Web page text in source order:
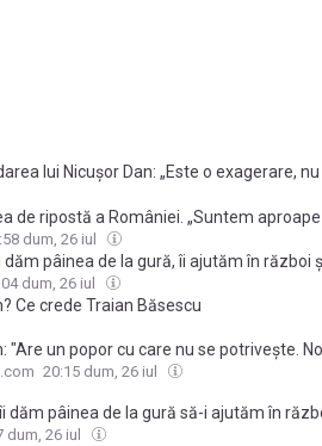
lui Nicuşor Dan: „Este o exagerare,
un popor cu care nu se potriveşte”
de ripostă a României. „Suntem aproape
dum, 26 iul
pâinea de la gură, îi ajutăm în război
dum, 26 iul
Ce crede Traian Băsescu
"Are un popor cu care nu se potrivește.
20:15 dum, 26 iul
dăm pâinea de la gură să-i ajutăm în
dum, 26 iul